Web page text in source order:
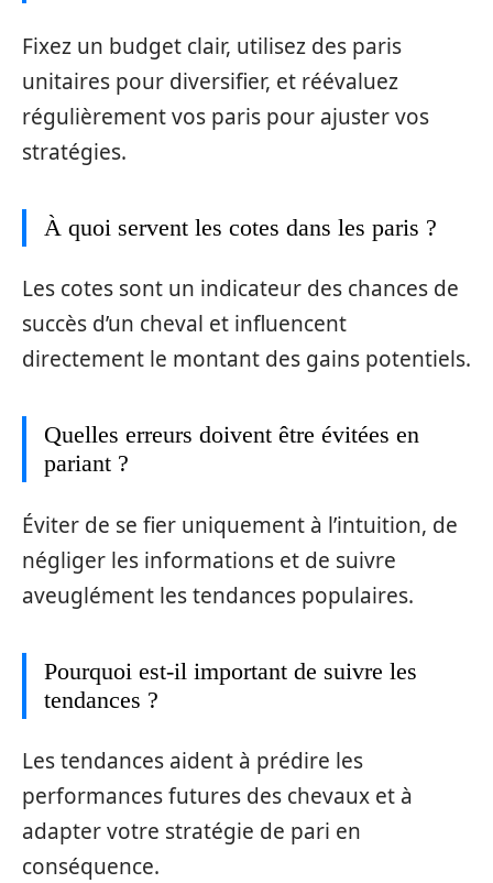
Fixez un budget clair, utilisez des paris
unitaires pour diversifier, et réévaluez
régulièrement vos paris pour ajuster vos
stratégies.
À quoi servent les cotes dans les paris ?
Les cotes sont un indicateur des chances de
succès d’un cheval et influencent
directement le montant des gains potentiels.
Quelles erreurs doivent être évitées en
pariant ?
Éviter de se fier uniquement à l’intuition, de
négliger les informations et de suivre
aveuglément les tendances populaires.
Pourquoi est-il important de suivre les
tendances ?
Les tendances aident à prédire les
performances futures des chevaux et à
adapter votre stratégie de pari en
conséquence.